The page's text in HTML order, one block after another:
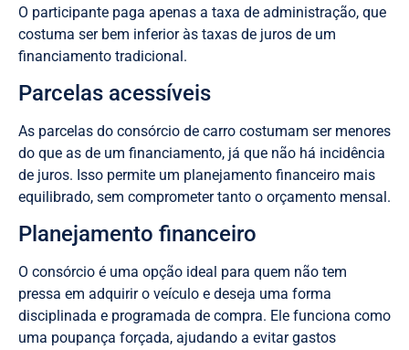
O participante paga apenas a taxa de administração, que
costuma ser bem inferior às taxas de juros de um
financiamento tradicional.
Parcelas acessíveis
As parcelas do consórcio de carro costumam ser menores
do que as de um financiamento, já que não há incidência
de juros. Isso permite um planejamento financeiro mais
equilibrado, sem comprometer tanto o orçamento mensal.
Planejamento financeiro
O consórcio é uma opção ideal para quem não tem
pressa em adquirir o veículo e deseja uma forma
disciplinada e programada de compra. Ele funciona como
uma poupança forçada, ajudando a evitar gastos